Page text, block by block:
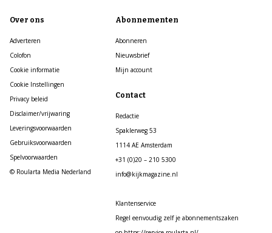
Over ons
Adverteren
Colofon
Cookie informatie
Cookie Instellingen
Privacy beleid
Disclaimer/vrijwaring
Leveringsvoorwaarden
Gebruiksvoorwaarden
Spelvoorwaarden
© Roularta Media Nederland
Abonnementen
Abonneren
Nieuwsbrief
Mijn account
Contact
Redactie
Spaklerweg 53
1114 AE Amsterdam
+31 (0)20 – 210 5300
info@kijkmagazine.nl
Klantenservice
Regel eenvoudig zelf je abonnementszaken